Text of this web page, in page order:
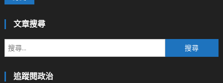
文章搜尋
尋
追蹤閱政治